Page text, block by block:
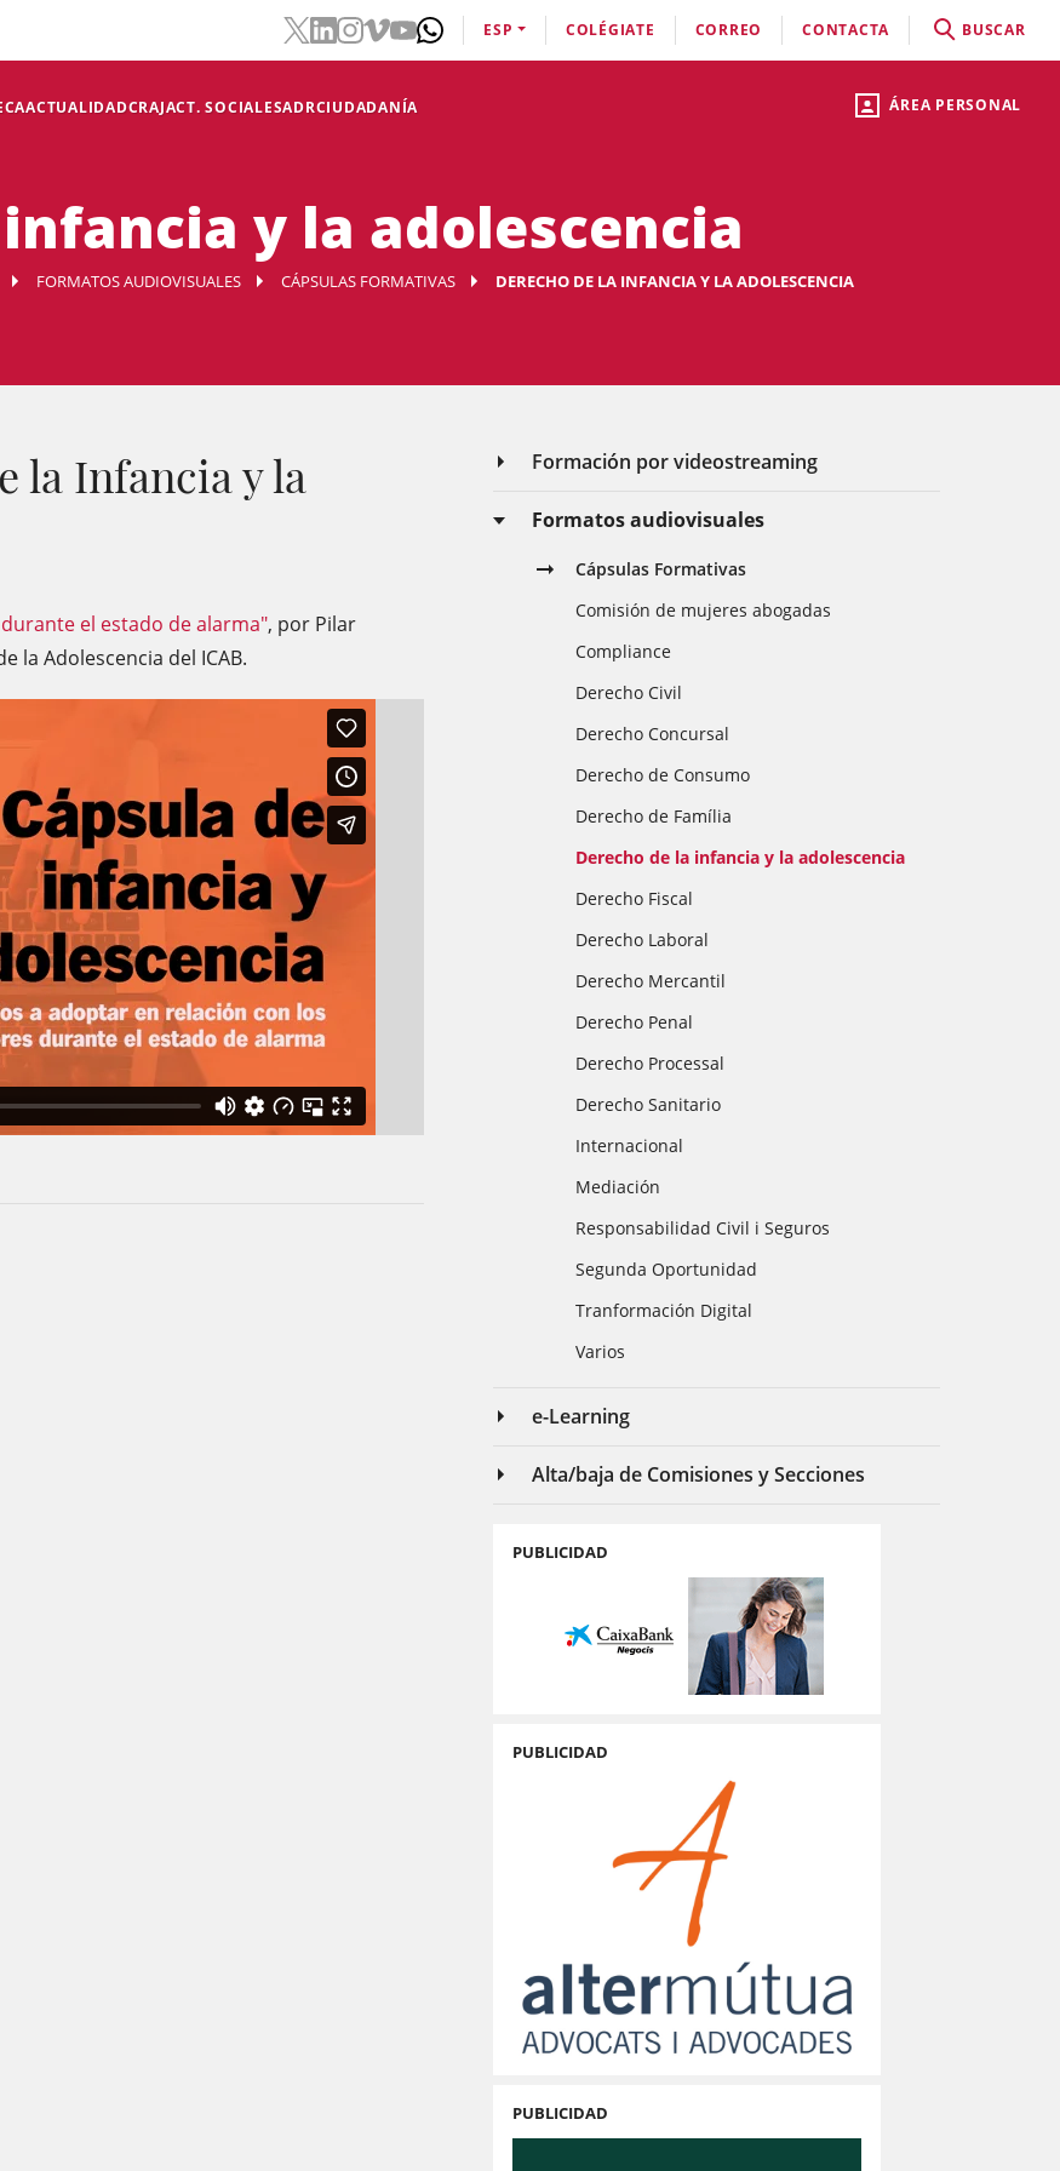
ÁREA PERSONAL
ACTUALIDADCRAJACT. SOCIALESADRCIUDADANÍA
ESP COLÉGIATE CORREO CONTACTA BUSCAR
y la adolescencia
FORMATOS AUDIOVISUALES CÁPSULAS FORMATIVAS DERECHO DE LA INFANCIA Y LA ADOLESCENCIA
Formación por videostreaming
Formatos audiovisuales
Cápsulas Formativas
Comisión de mujeres abogadas
Compliance
Derecho Civil
Derecho Concursal
Derecho de Consumo
Derecho de Família
Derecho de la infancia y la adolescencia
Derecho Fiscal
Derecho Laboral
Derecho Mercantil
Derecho Penal
Derecho Processal
Derecho Sanitario
Internacional
Mediación
Responsabilidad Civil i Seguros
Segunda Oportunidad
Tranformación Digital
Varios
e-Learning
Alta/baja de Comisiones y Secciones
PUBLICIDAD
PUBLICIDAD
PUBLICIDAD
la Infancia y la
el estado de alarma", por Pilar
la Adolescencia del ICAB.